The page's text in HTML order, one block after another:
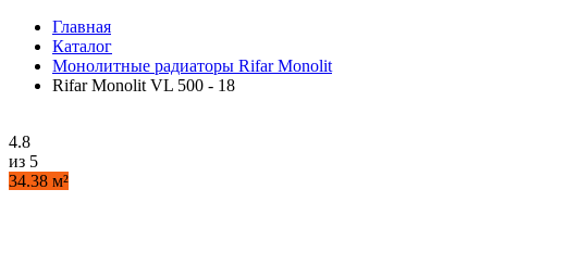
Главная
Каталог
Монолитные радиаторы Rifar Monolit
Rifar Monolit VL 500 - 18
4.8
из 5
34.38 м²